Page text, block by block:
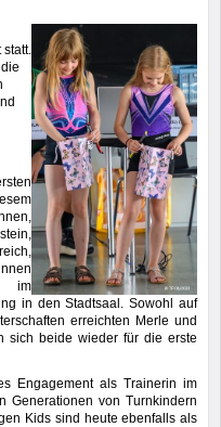
statt.
im
in den Stadtsaal. Sowohl auf
erreichten Merle und
sich beide wieder für die erste
Engagement als Trainerin im
Generationen von Turnkindern
Kids sind heute ebenfalls als